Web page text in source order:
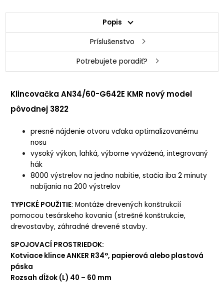
Popis
Príslušenstvo
Potrebujete poradiť?
Klincovačka AN34/60-G642E KMR nový model
pôvodnej 3822
presné nájdenie otvoru vďaka optimalizovanému
nosu
vysoký výkon, lahká, výborne vyvážená, integrovaný
hák
8000 výstrelov na jedno nabitie, stačia iba 2 minuty
nabíjania na 200 výstrelov
TYPICKÉ POUŽITIE:Montáže drevených konštrukcií
pomocou tesárskeho kovania (strešné konštrukcie,
drevostavby, záhradné drevené stavby.
SPOJOVACÍ PROSTRIEDOK:
Kotviace klince ANKER R34°, papierová alebo plastová
páska
Rozsah dĺžok (L) 40 – 60 mm